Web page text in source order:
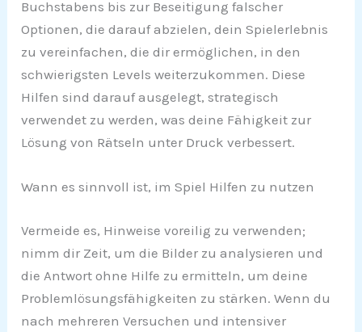
Buchstabens bis zur Beseitigung falscher
Optionen, die darauf abzielen, dein Spielerlebnis
zu vereinfachen, die dir ermöglichen, in den
schwierigsten Levels weiterzukommen. Diese
Hilfen sind darauf ausgelegt, strategisch
verwendet zu werden, was deine Fähigkeit zur
Lösung von Rätseln unter Druck verbessert.
Wann es sinnvoll ist, im Spiel Hilfen zu nutzen
Vermeide es, Hinweise voreilig zu verwenden;
nimm dir Zeit, um die Bilder zu analysieren und
die Antwort ohne Hilfe zu ermitteln, um deine
Problemlösungsfähigkeiten zu stärken. Wenn du
nach mehreren Versuchen und intensiver